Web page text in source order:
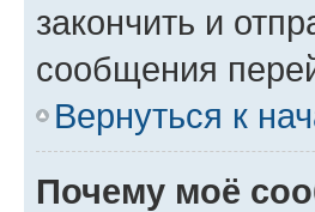
закончить и
сообщения
Вернуться к
Почему моё